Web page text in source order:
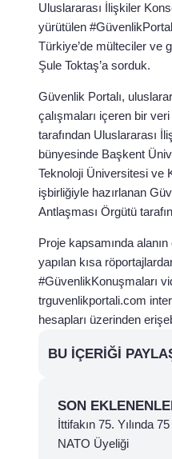
Uluslararası İlişkiler
yürütülen
Türkiye’de mülteciler ve
Şule Toktaş’a sorduk.
Güvenlik Portalı,
çalışmaları içeren bir
tarafından Uluslararası
bünyesinde Başkent
Teknoloji Üniversitesi ve
işbirliğiyle hazırlanan
Antlaşması Örgütü
Proje kapsamında
yapılan kısa
#GüvenlikKonuşmaları
trguvenlikportali.com
hesapları üzerinden
BU İÇERIĞI
SON
İttifakın 75. Yılında
NATO Üyeliği